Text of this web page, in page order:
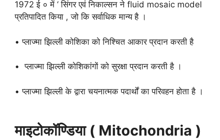
1972 ई ० में ‘ सिंगर एवं निकाल्सन ने fluid mosaic model
प्रतिपादित किया , जो कि सर्वाधिक मान्य है ।
• प्लाज्मा झिल्ली कोशिका को निश्चित आकार प्रदान करती है
• प्लाज्मा झिल्ली कोशिकांगों को सुरक्षा प्रदान करती है ।
• प्लाज्मा झिल्ली के द्वारा चयनात्मक पदार्थों का परिवहन होता है ।
माइटोकॉण्डिया ( Mitochondria )